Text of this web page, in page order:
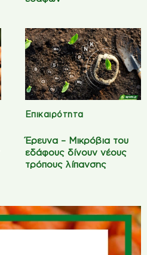
Επικαιρότητα
Έρευνα – Μικρόβια του
εδάφους δίνουν νέους
τρόπους λίπανσης